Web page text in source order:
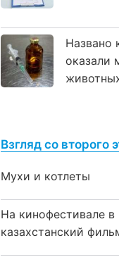
Названо
оказали
Взгляд со второго
Мухи и котлеты
На кинофестивале в
казахстанский